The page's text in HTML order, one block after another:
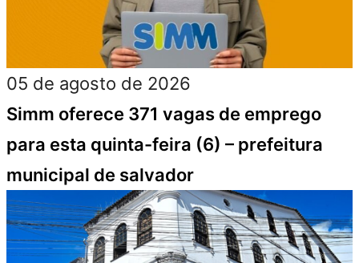
05 de agosto de 2026
Simm oferece 371 vagas de emprego
para esta quinta-feira (6) – prefeitura
municipal de salvador